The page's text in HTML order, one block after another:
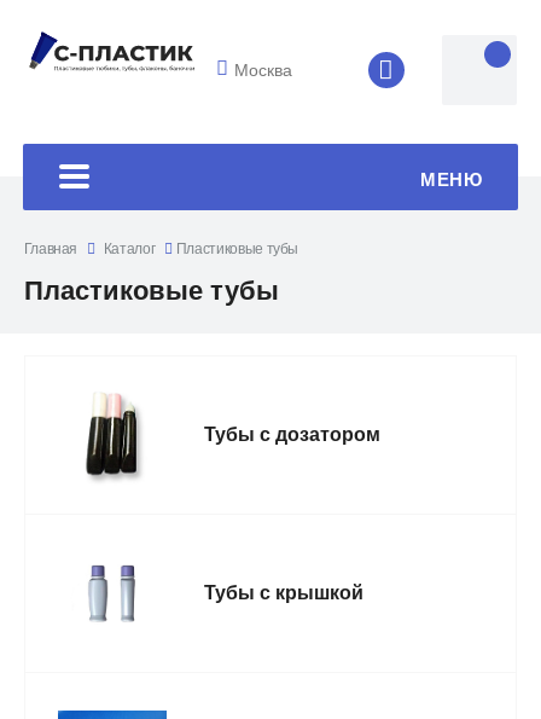
Москва 8 (4852) 33-
МЕНЮ
Главная Каталог Пластиковые тубы
Пластиковые тубы
Тубы с дозатором
Тубы с крышкой